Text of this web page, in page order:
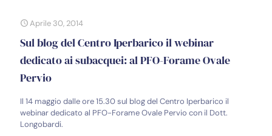
Aprile 30, 2014
Sul blog del Centro Iperbarico il webinar
dedicato ai subacquei: al PFO-Forame Ovale
Pervio
Il 14 maggio dalle ore 15.30 sul blog del Centro Iperbarico il
webinar dedicato al PFO-Forame Ovale Pervio con il Dott.
Longobardi.